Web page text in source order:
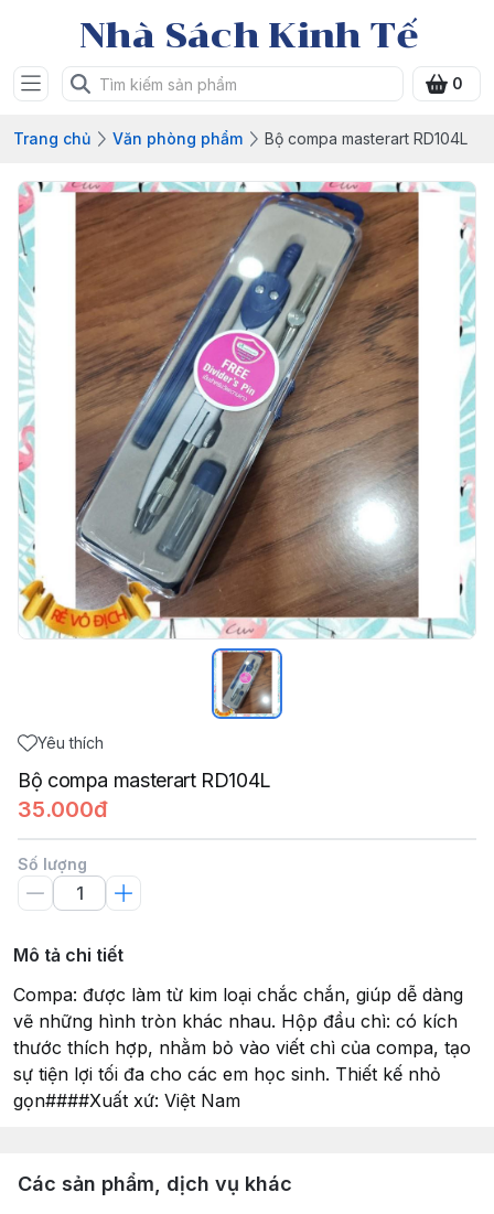
Nhà Sách Kinh Tế
0
Trang chủ Văn phòng phẩm Bộ compa masterart RD104L
Yêu thích
Bộ compa masterart RD104L
35.000đ
Số lượng
Mô tả chi tiết
Compa: được làm từ kim loại chắc chắn, giúp dễ dàng
vẽ những hình tròn khác nhau. Hộp đầu chì: có kích
thước thích hợp, nhằm bỏ vào viết chì của compa, tạo
sự tiện lợi tối đa cho các em học sinh. Thiết kế nhỏ
gọn####Xuất xứ: Việt Nam
Các sản phẩm, dịch vụ khác